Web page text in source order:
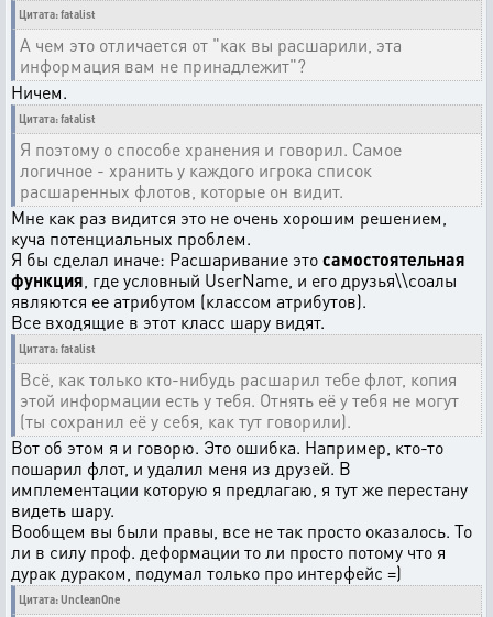
Цитата: fatalist
А чем это отличается от "как вы расшарили, эта
информация вам не принадлежит"?
Ничем.
Цитата: fatalist
Я поэтому о способе хранения и говорил. Самое
логичное - хранить у каждого игрока список
расшаренных флотов, которые он видит.
Мне как раз видится это не очень хорошим решением,
куча потенциальных проблем.
Я бы сделал иначе: Расшаривание этосамостоятельная
функция , где условный UserName, и его друзья\\соалы
являются ее атрибутом (классом атрибутов).
Все входящие в этот класс шару видят.
Цитата: fatalist
Всё, как только кто-нибудь расшарил тебе флот, копия
этой информации есть у тебя. Отнять её у тебя не могут
(ты сохранил её у себя, как тут говорили).
Вот об этом я и говорю. Это ошибка. Например, кто-то
пошарил флот, и удалил меня из друзей. В
имплементации которую я предлагаю, я тут же перестану
видеть шару.
Вообщем вы были правы, все не так просто оказалось. То
ли в силу проф. деформации то ли просто потому что я
дурак дураком, подумал только про интерфейс =)
Цитата: UncleanOne